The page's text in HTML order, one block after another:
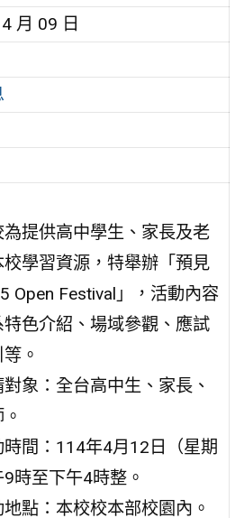
月 09 日
提供高中學生、家長及老
校學習資源，特舉辦「預見
Open Festival」，活動內容
色介紹、場域參觀、應試
。
象：全台高中生、家長、
時間：114年4月12日（星期
時至下午4時整。
地點：本校校本部校園內。